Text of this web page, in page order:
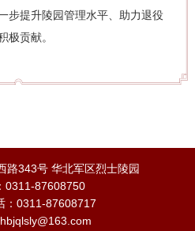
步提升陵园管理水平、助力退役
极贡献。
路343号 华北军区烈士陵园
0311-87608750
：0311-87608717